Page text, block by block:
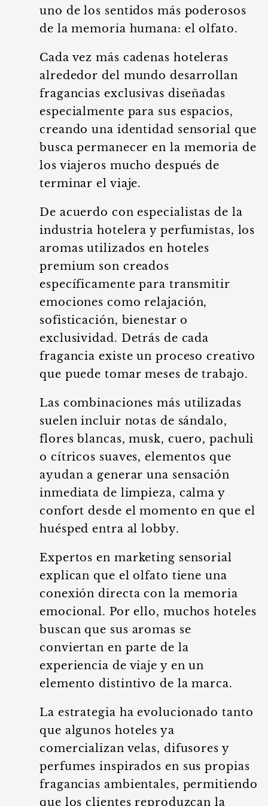
uno de los sentidos más poderosos
de la memoria humana: el olfato.
Cada vez más cadenas hoteleras
alrededor del mundo desarrollan
fragancias exclusivas diseñadas
especialmente para sus espacios,
creando una identidad sensorial que
busca permanecer en la memoria de
los viajeros mucho después de
terminar el viaje.
De acuerdo con especialistas de la
industria hotelera y perfumistas, los
aromas utilizados en hoteles
premium son creados
específicamente para transmitir
emociones como relajación,
sofisticación, bienestar o
exclusividad. Detrás de cada
fragancia existe un proceso creativo
que puede tomar meses de trabajo.
Las combinaciones más utilizadas
suelen incluir notas de sándalo,
flores blancas, musk, cuero, pachuli
o cítricos suaves, elementos que
ayudan a generar una sensación
inmediata de limpieza, calma y
confort desde el momento en que el
huésped entra al lobby.
Expertos en marketing sensorial
explican que el olfato tiene una
conexión directa con la memoria
emocional. Por ello, muchos hoteles
buscan que sus aromas se
conviertan en parte de la
experiencia de viaje y en un
elemento distintivo de la marca.
La estrategia ha evolucionado tanto
que algunos hoteles ya
comercializan velas, difusores y
perfumes inspirados en sus propias
fragancias ambientales, permitiendo
que los clientes reproduzcan la